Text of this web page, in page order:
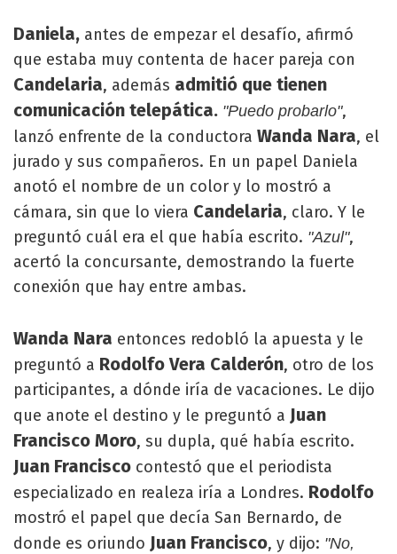
Daniela, antes de empezar el desafío, afirmó
que estaba muy contenta de hacer pareja con
Candelaria, además admitió que tienen
comunicación telepática. "Puedo probarlo",
lanzó enfrente de la conductora Wanda Nara, el
jurado y sus compañeros. En un papel Daniela
anotó el nombre de un color y lo mostró a
cámara, sin que lo viera Candelaria, claro. Y le
preguntó cuál era el que había escrito. "Azul",
acertó la concursante, demostrando la fuerte
conexión que hay entre ambas.
Wanda Nara entonces redobló la apuesta y le
preguntó a Rodolfo Vera Calderón, otro de los
participantes, a dónde iría de vacaciones. Le dijo
que anote el destino y le preguntó a Juan
Francisco Moro, su dupla, qué había escrito.
Juan Francisco contestó que el periodista
especializado en realeza iría a Londres. Rodolfo
mostró el papel que decía San Bernardo, de
donde es oriundo Juan Francisco, y dijo: "No,